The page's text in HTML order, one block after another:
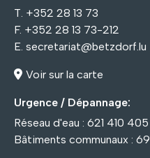
T. +352 28 13 73
F. +352 28 13 73-212
E. secretariat@betzdorf.lu
Voir sur la carte
Urgence / Dépannage:
Réseau d'eau : 621 410 405
Bâtiments communaux :